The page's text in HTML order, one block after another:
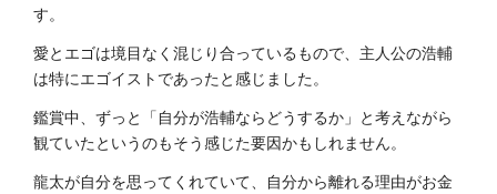
す。
愛とエゴは境目なく混じり合っているもので、主人公の浩輔
は特にエゴイストであったと感じました。
鑑賞中、ずっと「自分が浩輔ならどうするか」と考えながら
観ていたというのもそう感じた要因かもしれません。
龍太が自分を思ってくれていて、自分から離れる理由がお金